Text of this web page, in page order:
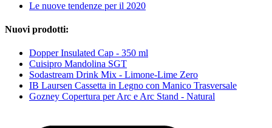
Le nuove tendenze per il 2020
Nuovi prodotti:
Dopper Insulated Cap - 350 ml
Cuisipro Mandolina SGT
Sodastream Drink Mix - Limone-Lime Zero
IB Laursen Cassetta in Legno con Manico Trasversale
Gozney Copertura per Arc e Arc Stand - Natural